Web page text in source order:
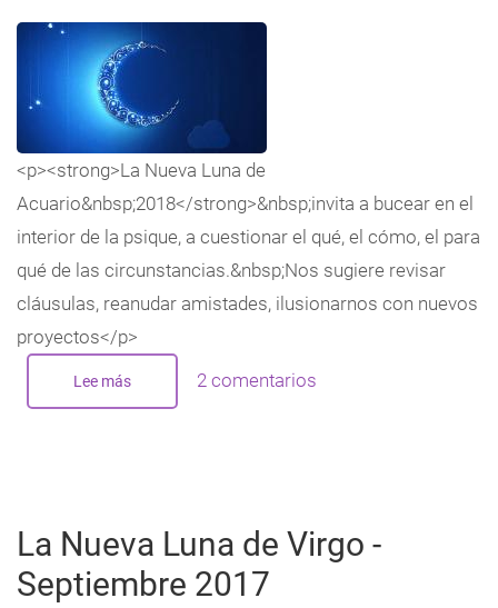
<p><strong>La Nueva Luna de
Acuario&nbsp;2018</strong>&nbsp;invita a bucear en el
interior de la psique, a cuestionar el qué, el cómo, el para
qué de las circunstancias.&nbsp;Nos sugiere revisar
cláusulas, reanudar amistades, ilusionarnos con nuevos
proyectos</p>
Lee mássobre
Nueva
2 comentarios
La Nueva Luna de Virgo -
Septiembre 2017